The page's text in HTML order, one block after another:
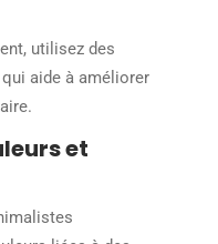
utilisez des
qui aide à améliorer
et